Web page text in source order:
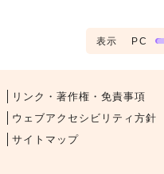
表示 PC
リンク・著作権・免責事項
ウェブアクセシビリティ方針
サイトマップ